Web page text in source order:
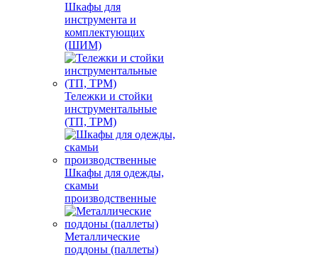
Шкафы для
инструмента и
комплектующих
(ШИМ)
Тележки и стойки
инструментальные
(ТП, ТРМ)
Шкафы для одежды,
скамьи
производственные
Металлические
поддоны (паллеты)